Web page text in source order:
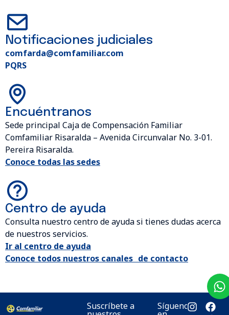
Notificaciones judiciales
comfarda@comfamiliar.com
PQRS
Encuéntranos
Sede principal Caja de Compensación Familiar
Comfamiliar Risaralda – Avenida Circunvalar No. 3-01.
Pereira Risaralda.
Conoce todas las sedes
Centro de ayuda
Consulta nuestro centro de ayuda si tienes dudas acerca
de nuestros servicios.
Ir al centro de ayuda
Conoce todos nuestros canales de contacto
Suscríbete a Síguenos